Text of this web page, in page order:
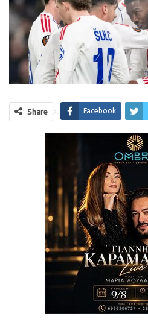
Share Facebook